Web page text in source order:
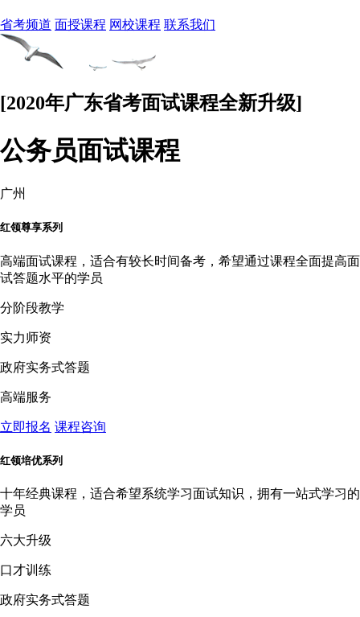
省考频道 面授课程 网校课程 联系我们
[2020年广东省考面试课程全新升级]
公务员面试课程
广州
红领尊享系列
高端面试课程，适合有较长时间备考，希望通过课程全面提高面
试答题水平的学员
分阶段教学
实力师资
政府实务式答题
高端服务
立即报名 课程咨询
红领培优系列
十年经典课程，适合希望系统学习面试知识，拥有一站式学习的
学员
六大升级
口才训练
政府实务式答题